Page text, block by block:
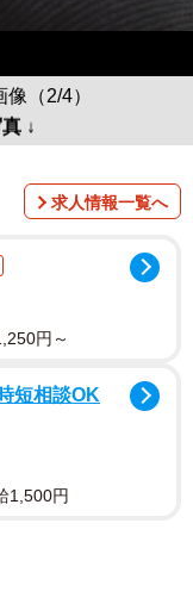
（2/4）
↓
求人情報一覧へ
円～
短相談OK
1,500円